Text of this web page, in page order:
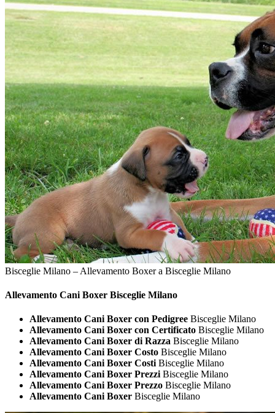
Bisceglie Milano – Allevamento Boxer a Bisceglie Milano
Allevamento Cani Boxer Bisceglie Milano
Allevamento Cani Boxer con Pedigree Bisceglie Milano
Allevamento Cani Boxer con Certificato Bisceglie Milano
Allevamento Cani Boxer di Razza Bisceglie Milano
Allevamento Cani Boxer Costo Bisceglie Milano
Allevamento Cani Boxer Costi Bisceglie Milano
Allevamento Cani Boxer Prezzi Bisceglie Milano
Allevamento Cani Boxer Prezzo Bisceglie Milano
Allevamento Cani Boxer Bisceglie Milano